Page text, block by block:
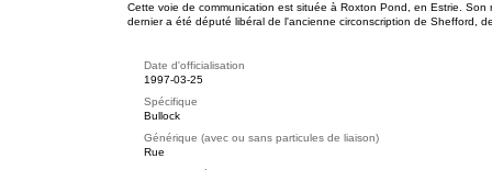
Cette voie de communication est située à Roxton Pond, en Estrie.
dernier a été député libéral de l'ancienne circonscription de Shefford,
Date d'officialisation
1997-03-25
Spécifique
Bullock
Générique (avec ou sans particules de liaison)
Rue